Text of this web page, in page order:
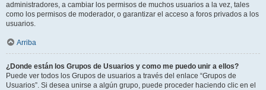
administradores, a cambiar los permisos de muchos usuarios a la vez, tales
como los permisos de moderador, o garantizar el acceso a foros privados a los
usuarios.
Arriba
¿Donde están los Grupos de Usuarios y como me puedo unir a ellos?
Puede ver todos los Grupos de usuarios a través del enlace “Grupos de
Usuarios”. Si desea unirse a algún grupo, puede proceder haciendo clic en el